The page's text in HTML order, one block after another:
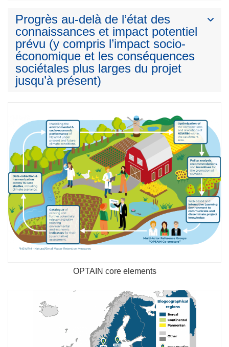
Progrès au-delà de l’état des
connaissances et impact potentiel
prévu (y compris l’impact socio-
économique et les conséquences
sociétales plus larges du projet
jusqu’à présent)
OPTAIN core elements